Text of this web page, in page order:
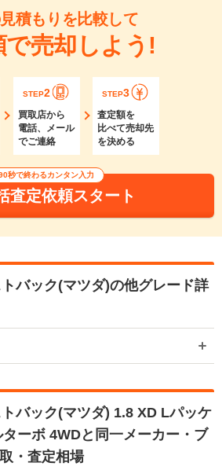
積もりを比較して
で売却しよう!
STEP2
買取店から
電話、メール
でご連絡
STEP3
査定額を
比べて売却先
を決める
秒で終わるカンタン入力
査定依頼スタート
バック(マツダ)の他グレード詳
バック(マツダ) 1.8 XD Lパッケ
ーボ 4WDと同一メーカー・ブ
・査定相場